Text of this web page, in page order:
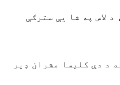
لاس په شا یې سترګې
د دې کلیسا مشران ډیر